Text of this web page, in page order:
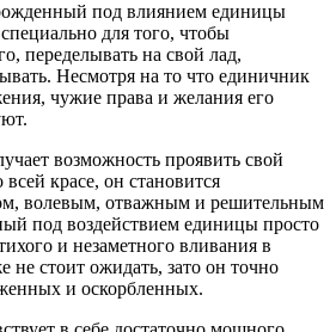
под влиянием единицы
для того, чтобы
переделывать на свой лад,
Несмотря на то что единичник
чужие права и желания его
возможность проявить свой
всей красе, он становится
волевым, отважным и решительным
под воздействием единицы просто
и незаметного вливания в
не стоит ожидать, зато он точно
и оскорбленных.